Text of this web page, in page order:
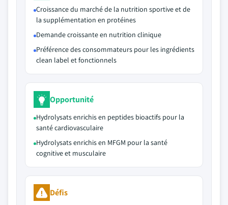
Croissance du marché de la nutrition sportive et de
la supplémentation en protéines
Demande croissante en nutrition clinique
Préférence des consommateurs pour les ingrédients
clean label et fonctionnels
Opportunité
Hydrolysats enrichis en peptides bioactifs pour la
santé cardiovasculaire
Hydrolysats enrichis en MFGM pour la santé
cognitive et musculaire
Défis